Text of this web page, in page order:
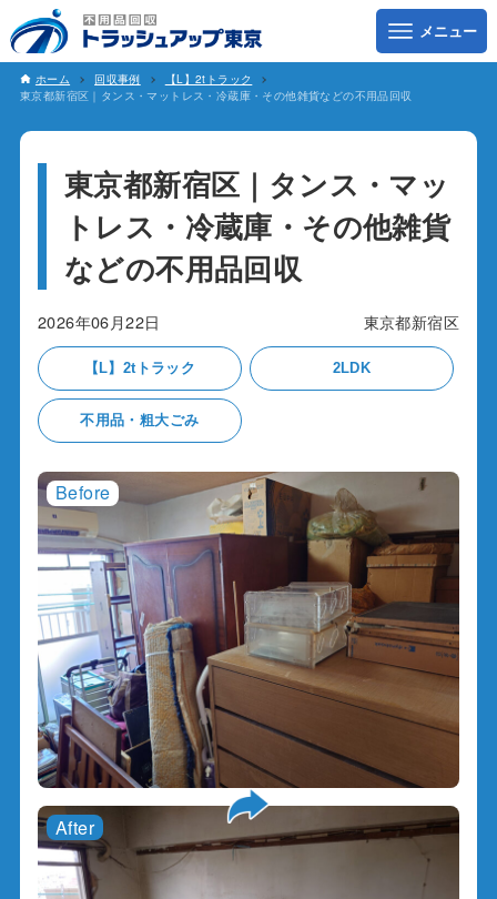
ホーム 回収事例
【L】2tトラック
東京都新宿区｜タンス・マットレス・冷蔵庫・その他雑貨などの不用品回収
東京都新宿区｜タンス・マッ
トレス・冷蔵庫・その他雑貨
などの不用品回収
2026年06月22日 東京都新宿区
【L】2tトラック 2LDK
不用品・粗大ごみ